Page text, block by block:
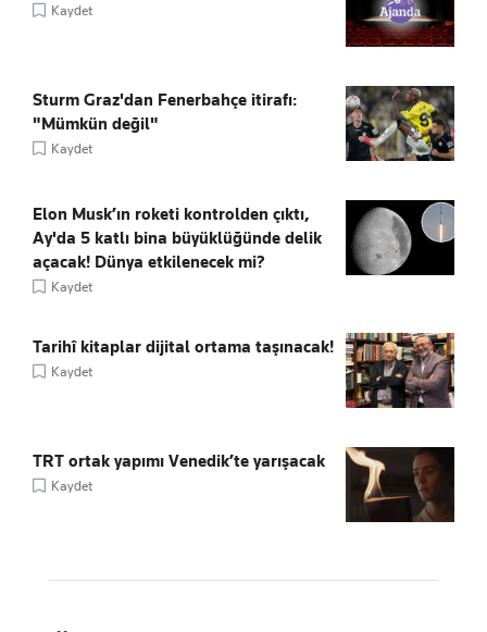
Kaydet
Sturm Graz'dan Fenerbahçe itirafı:
"Mümkün değil"
Kaydet
Elon Musk’ın roketi kontrolden çıktı,
Ay'da 5 katlı bina büyüklüğünde delik
açacak! Dünya etkilenecek mi?
Kaydet
Tarihî kitaplar dijital ortama taşınacak!
Kaydet
TRT ortak yapımı Venedik’te yarışacak
Kaydet